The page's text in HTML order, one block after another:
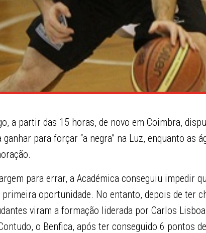
a partir das 15 horas, de novo em Coimbra,
ganhar para forçar “a negra” na Luz, enquanto as
para errar, a Académica conseguiu impedir
oportunidade. No entanto, depois de ter
viram a formação liderada por Carlos
o Benfica, após ter conseguido 6 pontos